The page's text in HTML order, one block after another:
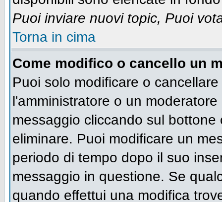
Puoi inviare nuovi topic, Puoi
Torna in cima
Come modifico o cancello un
Puoi solo modificare o
l'amministratore o un
messaggio cliccando sul
eliminare. Puoi modificare un
periodo di tempo dopo il suo
messaggio in questione. Se
quando effettui una modifica